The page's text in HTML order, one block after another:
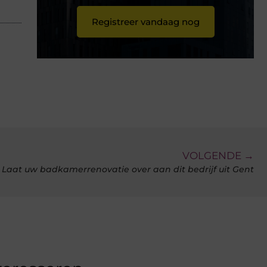
Registreer vandaag nog
VOLGENDE →
Laat uw badkamerrenovatie over aan dit bedrijf uit Gent